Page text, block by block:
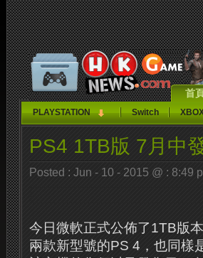
首
PLAYSTATION Switch
PS4 1TB版 7月中
Posted : Jun - 10 - 2015 @ : 8:49
今日微軟正式公佈了1TB版
兩款新型號的PS 4，也同樣